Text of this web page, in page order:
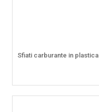
Sfiati carburante in plastica